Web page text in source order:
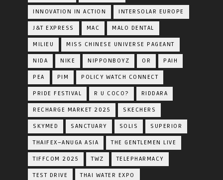
INNOVATION IN ACTION INTERSOLAR EUROPE
J&T EXPRESS MAC MALO DENTAL
MILIEU MISS CHINESE UNIVERSE PAGEANT
NIDA NIKE NIPPONBOYZ OR PAIH
PEA PIM POLICY WATCH CONNECT
PRIDE FESTIVAL R U COCO? RIDDARA
RECHARGE MARKET 2025 SKECHERS
SKYMED SANCTUARY SOLIS SUPERIOR
THAIFEX–ANUGA ASIA THE GENTLEMEN LIVE
TIFFCOM 2025 TWZ TELEPHARMACY
TEST DRIVE THAI WATER EXPO